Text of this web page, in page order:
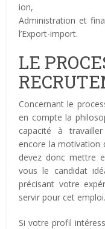
ion,
Administration et
l’Export-import.
LE
Concernant le
en compte la
capacité à
encore la motivation
devez donc mettre
vous le candidat
précisant votre
servir pour cet
Si votre profil